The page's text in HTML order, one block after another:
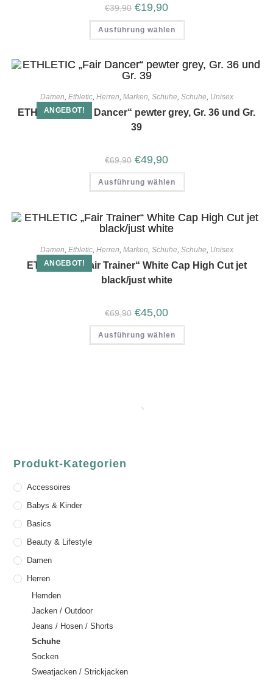
€39,90 €19,90
Ausführung wählen
ANGEBOT!
Damen, Ethletic, Herren, Marken, Schuhe, Schuhe, Unisex
ETHLETIC „Fair Dancer“ pewter grey, Gr. 36 und Gr.
39
€69,90 €49,90
Ausführung wählen
ANGEBOT!
Damen Ethletic, Herren Marken Schuhe Schuhe Unisex
ETHLETIC „Fair Trainer“ White Cap High Cut jet
black/just white
€69,90 €45,00
Ausführung wählen
Produkt-Kategorien
Accessoires
Babys & Kinder
Basics
Beauty & Lifestyle
Damen
Herren
Hemden
Jacken / Outdoor
Jeans / Hosen / Shorts
Schuhe
Socken
Sweatjacken / Strickjacken